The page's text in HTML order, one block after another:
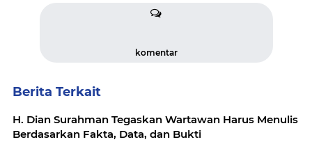
komentar
Berita Terkait
H. Dian Surahman Tegaskan Wartawan Harus Menulis
Berdasarkan Fakta, Data, dan Bukti